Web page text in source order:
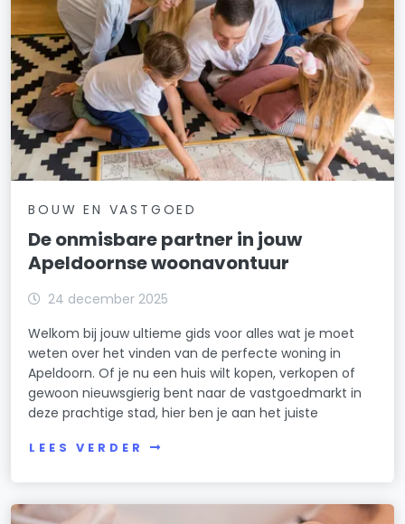
BOUW EN VASTGOED
De onmisbare partner in jouw
Apeldoornse woonavontuur
24 december 2025
Welkom bij jouw ultieme gids voor alles wat je moet
weten over het vinden van de perfecte woning in
Apeldoorn. Of je nu een huis wilt kopen, verkopen of
gewoon nieuwsgierig bent naar de vastgoedmarkt in
deze prachtige stad, hier ben je aan het juiste
LEES VERDER